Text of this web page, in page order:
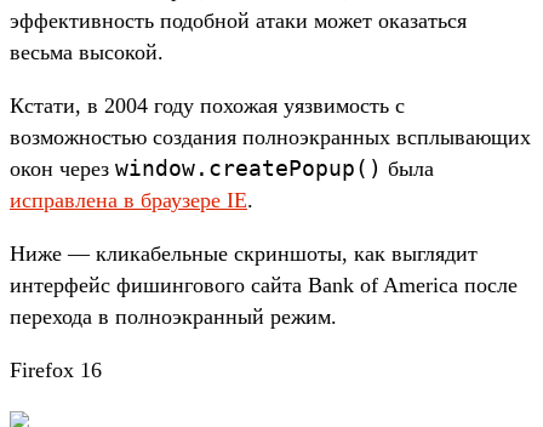
эффективность подобной атаки может оказаться
весьма высокой.
Кстати, в 2004 году похожая уязвимость с
возможностью создания полноэкранных всплывающих
окон через window.createPopup() была
исправлена в браузере IE.
Ниже — кликабельные скриншоты, как выглядит
интерфейс фишингового сайта Bank of America после
перехода в полноэкранный режим.
Firefox 16